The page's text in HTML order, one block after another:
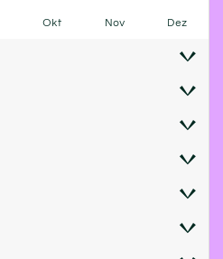
Okt Nov Dez